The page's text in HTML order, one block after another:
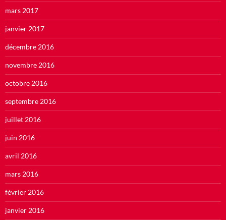
mars 2017
janvier 2017
décembre 2016
novembre 2016
octobre 2016
septembre 2016
juillet 2016
juin 2016
avril 2016
mars 2016
février 2016
janvier 2016